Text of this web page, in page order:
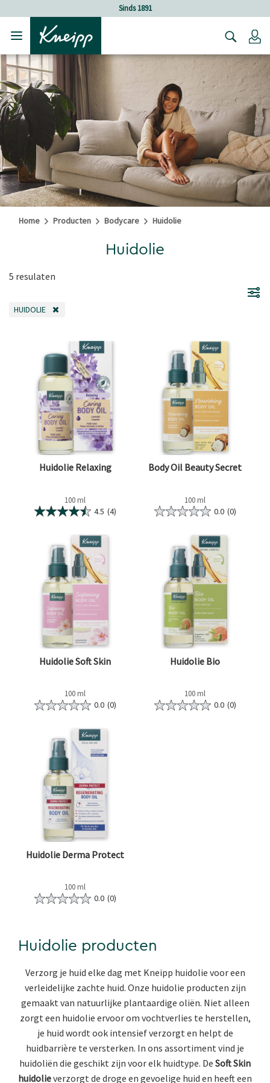
Verder gaan naar hoofdinhoud.Sinds 1891
Home Producten Bodycare Huidolie
Huidolie
5 resulaten
HUIDOLIE
Huidolie Relaxing
100 ml
4.5 (4)
Body Oil Beauty Secret
100 ml
0.0 (0)
Huidolie Soft Skin
100 ml
0.0 (0)
Huidolie Bio
100 ml
0.0 (0)
Huidolie Derma Protect
100 ml
0.0 (0)
Huidolie producten
Verzorg je huid elke dag met Kneipp huidolie voor een
verleidelijke zachte huid. Onze huidolie producten zijn
gemaakt van natuurlijke plantaardige oliën. Niet alleen
zorgt een huidolie ervoor om vochtverlies te herstellen,
je huid wordt ook intensief verzorgt en helpt de
huidbarrière te versterken. In ons assortiment vind je
huidoliën die geschikt zijn voor elk huidtype. De Soft Skin
huidolieverzorgt de droge en gevoelige huid en heeft een